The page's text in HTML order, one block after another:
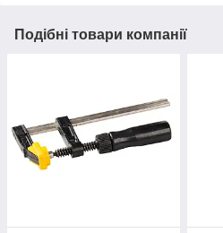
Подібні товари компанії